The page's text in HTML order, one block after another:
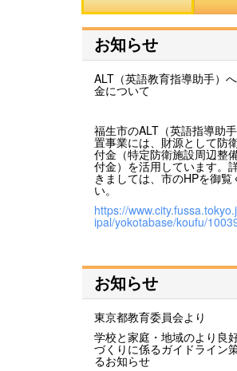
お知らせ
ALT（英語教育指導助手）
金について
福生市のALT（英語指導助
置事業には、財源として防
付金（特定防衛施設周辺整
付金）を活用しています。
きましては、市のHPを御覧
い。
https://
ipal/yokotabase/koufu/
お知らせ
東京都教育委員会より
学校と家庭・地域のより良
づくりに係るガイドライン
るお知らせ